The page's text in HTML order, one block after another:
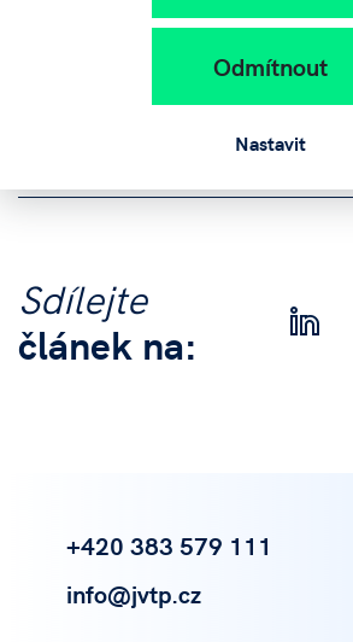
Odmítnout
Nastavit
Jihočeský vědeckotechnický
Sdílejte
článek na:
+420 383 579 111
info@jvtp.cz